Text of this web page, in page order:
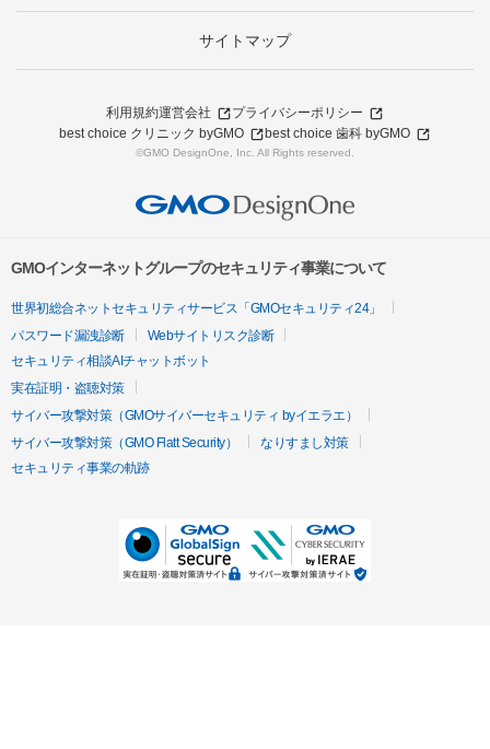
サイトマップ
利用規約運営会社
プライバシーポリシー
best choice クリニック byGMO
best choice 歯科 byGMO
©GMO DesignOne, Inc. All Rights reserved.
GMOインターネットグループのセキュリティ事業について
世界初総合ネットセキュリティサービス「GMOセキュリティ24」
パスワード漏洩診断
Webサイトリスク診断
セキュリティ相談AIチャットボット
実在証明・盗聴対策
サイバー攻撃対策（GMOサイバーセキュリティ byイエラエ）
サイバー攻撃対策（GMO Flatt Security）
なりすまし対策
セキュリティ事業の軌跡